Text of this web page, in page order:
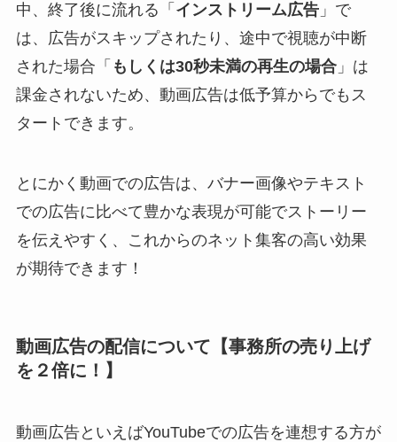
中、終了後に流れる「 インストリーム広告」で
は、広告がスキップされたり、途中で視聴が中断
された場合「 もしくは30秒未満の再生の場合」は
課金されないため、動画広告は低予算からでもス
タートできます。
とにかく動画での広告は、バナー画像やテキスト
での広告に比べて豊かな表現が可能でストーリー
を伝えやすく、これからのネット集客の高い効果
が期待できます！
動画広告の配信について【事務所の売り上げ
を２倍に！】
動画広告といえばYouTubeでの広告を連想する方が